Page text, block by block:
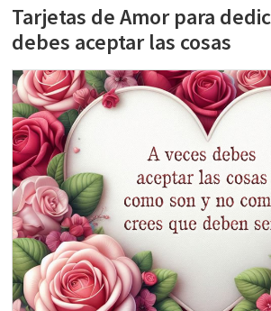
Tarjetas de Amor para
debes aceptar las cosas